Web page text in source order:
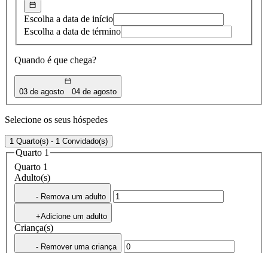
Escolha a data de início
Escolha a data de término
Quando é que chega?
03 de agosto 04 de agosto
Selecione os seus hóspedes
1 Quarto(s) - 1 Convidado(s)
Quarto 1
Quarto 1
Adulto(s)
- Remova um adulto
+Adicione um adulto
Criança(s)
- Remover uma criança